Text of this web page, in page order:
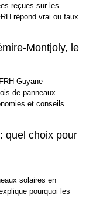
reçues sur les
répond vrai ou faux
Montjoly, le
de panneaux
et conseils
quel choix pour
solaires en
pourquoi les